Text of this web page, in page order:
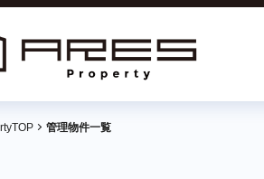
管理物件一覧